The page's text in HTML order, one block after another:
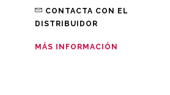
CONTACTA CON EL
DISTRIBUIDOR
MÁS INFORMACIÓN